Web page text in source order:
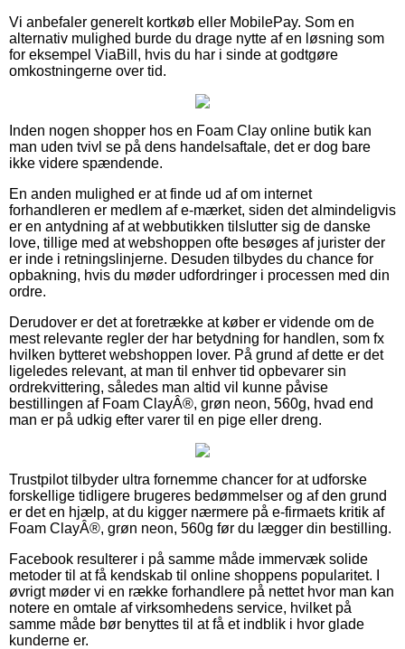
Vi anbefaler generelt kortkøb eller MobilePay. Som en
alternativ mulighed burde du drage nytte af en løsning som
for eksempel ViaBill, hvis du har i sinde at godtgøre
omkostningerne over tid.
Inden nogen shopper hos en Foam Clay online butik kan
man uden tvivl se på dens handelsaftale, det er dog bare
ikke videre spændende.
En anden mulighed er at finde ud af om internet
forhandleren er medlem af e-mærket, siden det almindeligvis
er en antydning af at webbutikken tilslutter sig de danske
love, tillige med at webshoppen ofte besøges af jurister der
er inde i retningslinjerne. Desuden tilbydes du chance for
opbakning, hvis du møder udfordringer i processen med din
ordre.
Derudover er det at foretrække at køber er vidende om de
mest relevante regler der har betydning for handlen, som fx
hvilken bytteret webshoppen lover. På grund af dette er det
ligeledes relevant, at man til enhver tid opbevarer sin
ordrekvittering, således man altid vil kunne påvise
bestillingen af Foam ClayÂ®, grøn neon, 560g, hvad end
man er på udkig efter varer til en pige eller dreng.
Trustpilot tilbyder ultra fornemme chancer for at udforske
forskellige tidligere brugeres bedømmelser og af den grund
er det en hjælp, at du kigger nærmere på e-firmaets kritik af
Foam ClayÂ®, grøn neon, 560g før du lægger din bestilling.
Facebook resulterer i på samme måde immervæk solide
metoder til at få kendskab til online shoppens popularitet. I
øvrigt møder vi en række forhandlere på nettet hvor man kan
notere en omtale af virksomhedens service, hvilket på
samme måde bør benyttes til at få et indblik i hvor glade
kunderne er.